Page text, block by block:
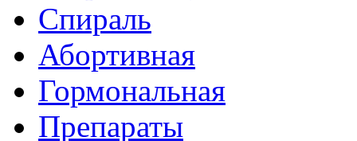
Спираль
Абортивная
Гормональная
Препараты